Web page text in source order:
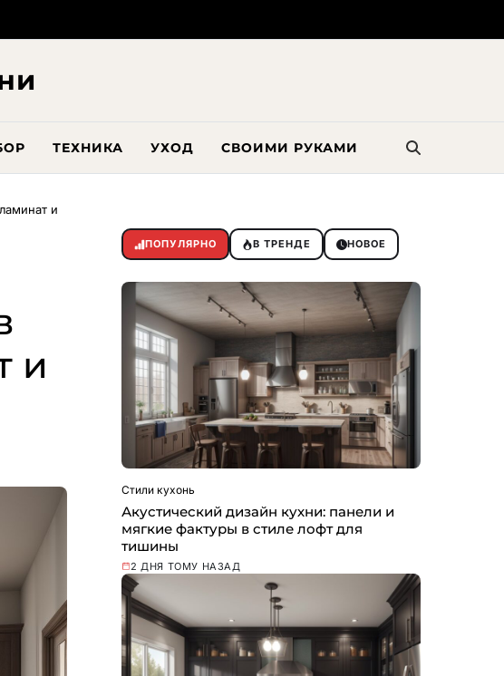
ТЕХНИКА УХОД СВОИМИ РУКАМИ
и
и
ПОПУЛЯРНО В ТРЕНДЕ НОВОЕ
Стили кухонь
Акустический дизайн кухни: панели и
мягкие фактуры в стиле лофт для
тишины
2 ДНЯ ТОМУ НАЗАД